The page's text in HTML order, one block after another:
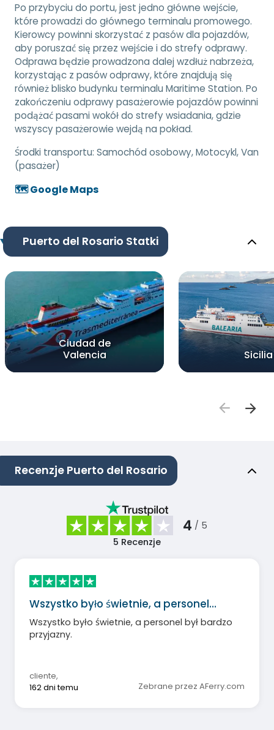
Po przybyciu do portu, jest jedno główne wejście,
które prowadzi do głównego terminalu promowego.
Kierowcy powinni skorzystać z pasów dla pojazdów,
aby poruszać się przez wejście i do strefy odprawy.
Odprawa będzie prowadzona dalej wzdłuż nabrzeża,
korzystając z pasów odprawy, które znajdują się
również blisko budynku terminalu Maritime Station. Po
zakończeniu odprawy pasażerowie pojazdów powinni
podążać pasami wokół do strefy wsiadania, gdzie
wszyscy pasażerowie wejdą na pokład.
Środki transportu: Samochód osobowy, Motocykl, Van
(pasażer)
🗺️ Google Maps
Puerto del Rosario Statki
Ciudad de
Valencia
Sicilia
Recenzje Puerto del Rosario
4 / 5
5 Recenzje
Wszystko było świetnie, a personel…
Wszystko było świetnie, a personel był bardzo
przyjazny.
cliente,
162 dni temu
Zebrane przez AFerry.com